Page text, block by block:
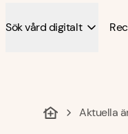
Sök vård digitalt
Aktuella